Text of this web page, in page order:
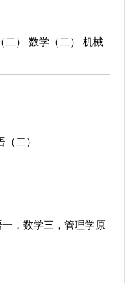
二） 数学（二） 机械
二）
，数学三，管理学原